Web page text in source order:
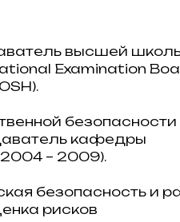
высшей
Examination
безопасности
кафедры
– 2009).
безопасность и
рисков